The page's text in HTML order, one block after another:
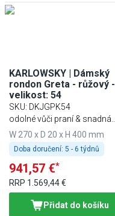
KARLOWSKY | Dámský
rondon Greta - růžový -
velikost: 54
SKU: DKJGPK54
odolné vůči praní & snadná
údržba
W 270 x D 20 x H 400 mm
Doba doručení: 5 - 6 týdnů
941,57 €*
RRP 1.569,44 €
Přidat do košíku